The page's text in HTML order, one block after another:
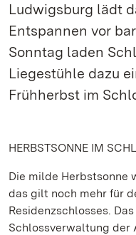
Ludwigsburg lädt
Entspannen vor
Sonntag laden
Liegestühle dazu
Frühherbst im
HERBSTSONNE IM
Die milde Herbstsonne
das gilt noch mehr für
Residenzschlosses.
Schlossverwaltung der